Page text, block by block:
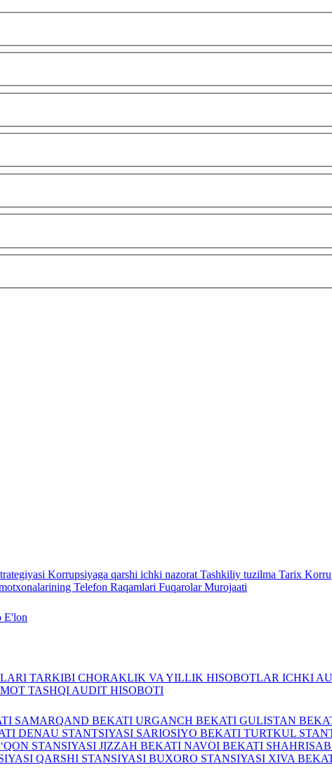
Korrupsiyaga qarshi ichki nazorat Tashkiliy tuzilma Tarix
Telefon Raqamlari Fuqarolar Murojaati
E'lon
TARKIBI CHORAKLIK VA YILLIK HISOBOTLAR ICHKI
TASHQI AUDIT HISOBOTI
SAMARQAND BEKATI URGANCH BEKATI GULISTAN
DENAU STANTSIYASI SARIOSIYO BEKATI TURTKUL
STANSIYASI JIZZAH BEKATI NAVOI BEKATI
QARSHI STANSIYASI BUXORO STANSIYASI XIVA